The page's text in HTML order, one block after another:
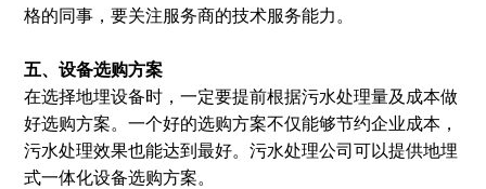
格的同事，要关注服务商的技术服务能力。
五、设备选购方案
在选择地埋设备时，一定要提前根据污水处理量及成本做
好选购方案。一个好的选购方案不仅能够节约企业成本，
污水处理效果也能达到最好。污水处理公司可以提供地埋
式一体化设备选购方案。